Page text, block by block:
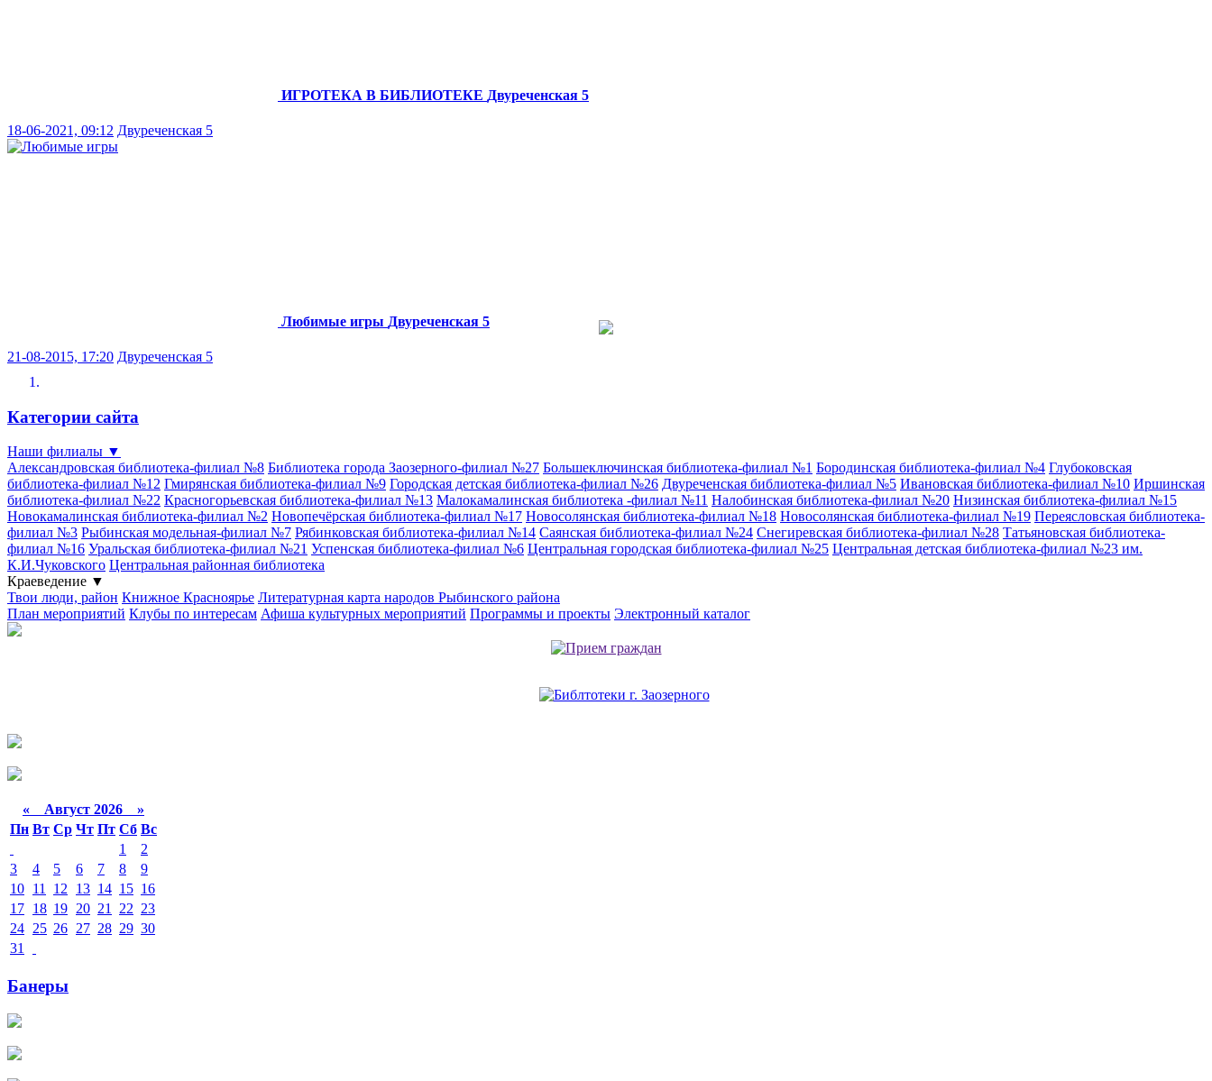
ИГРОТЕКА В БИБЛИОТЕКЕ Двуреченская 5
18-06-2021, 09:12 Двуреченская 5
Любимые игры Двуреченская 5
21-08-2015, 17:20 Двуреченская 5
Категории сайта
Наши филиалы ▼
Александровская библиотека-филиал №8 Библиотека города Заозерного-филиал №27 Большеключинская библиотека-филиал №1 Бородинская библиотека-филиал №4 Глубоковская
библиотека-филиал №12 Гмирянская библиотека-филиал №9 Городская детская библиотека-филиал №26 Двуреченская библиотека-филиал №5 Ивановская библиотека-филиал №10 Иршинская
библиотека-филиал №22 Красногорьевская библиотека-филиал №13 Малокамалинская библиотека -филиал №11 Налобинская библиотека-филиал №20 Низинская библиотека-филиал №15
Новокамалинская библиотека-филиал №2 Новопечёрская библиотека-филиал №17 Новосолянская библиотека-филиал №18 Новосолянская библиотека-филиал №19 Переясловская библиотека-
филиал №3 Рыбинская модельная-филиал №7 Рябинковская библиотека-филиал №14 Саянская библиотека-филиал №24 Снегиревская библиотека-филиал №28 Татьяновская библиотека-
филиал №16 Уральская библиотека-филиал №21 Успенская библиотека-филиал №6 Центральная городская библиотека-филиал №25 Центральная детская библиотека-филиал №23 им.
К.И.Чуковского Центральная районная библиотека
Краеведение ▼
Твои люди, район Книжное Красноярье Литературная карта народов Рыбинского района
План мероприятий Клубы по интересам Афиша культурных мероприятий Программы и проекты Электронный каталог
« Август 2026 »
Пн Вт Ср Чт Пт Сб Вс
1
2
3
4 5 6 7 8
9
10 11 12 13 14 15 16
17 18 19 20 21 22 23
24 25 26 27 28 29 30
31
Банеры